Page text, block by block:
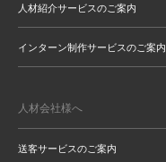
人材紹介サービスのご案内
インターン制作サービスのご案内
人材会社様へ
送客サービスのご案内